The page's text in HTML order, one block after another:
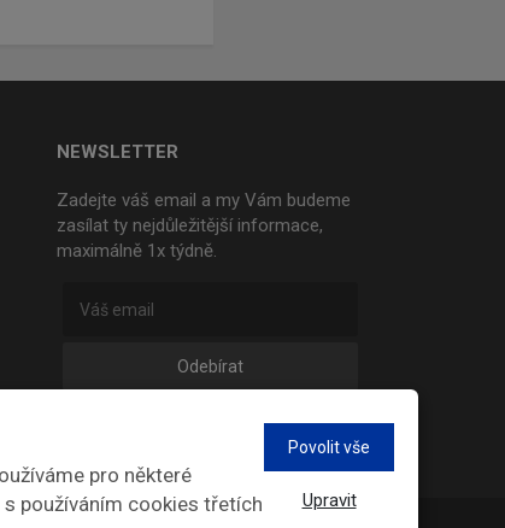
pro některé
používáním cookies třetích
Povolit vše
Upravit
NEWSLETTER
Zadejte váš email a my Vám budeme
zasílat ty nejdůležitější informace,
maximálně 1x týdně.
Odebírat